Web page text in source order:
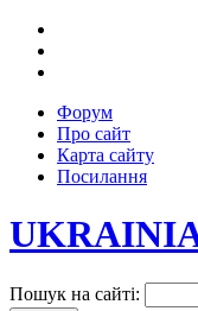
Форум
Про сайт
Карта сайту
Посилання
Пошук на сайті: